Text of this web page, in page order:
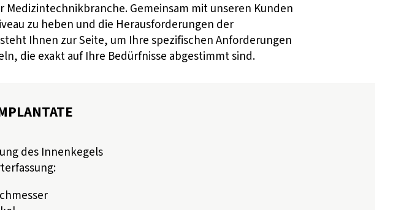
Gemeinsam mit unseren Kunden
zu heben und die Herausforderungen der
Ihnen zur Seite, um Ihre spezifischen Anforderungen
die exakt auf Ihre Bedürfnisse abgestimmt sind.
des Innenkegels